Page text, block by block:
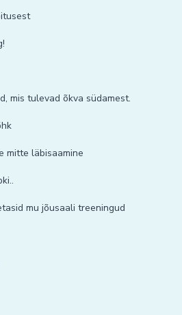
mis tulevad õkva südamest.
mitte läbisaamine
mu jõusaali treeningud